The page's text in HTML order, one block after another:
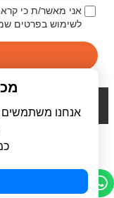
אני מאשר/ת כי
לשימוש בפרטים
WebDigital | וובדיגיטל - עיצוב ובניית אתרים